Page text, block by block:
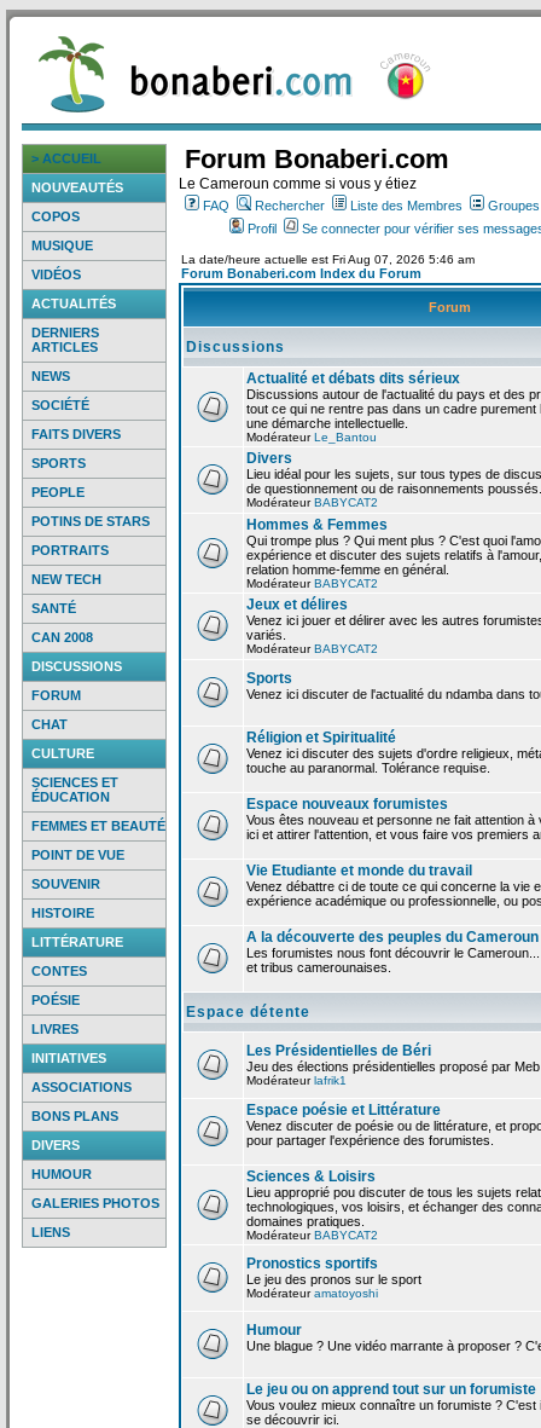
> ACCUEIL
NOUVEAUTÉS
COPOS
MUSIQUE
VIDÉOS
ACTUALITÉS
DERNIERS
ARTICLES
NEWS
SOCIÉTÉ
FAITS DIVERS
SPORTS
PEOPLE
POTINS DE STARS
PORTRAITS
NEW TECH
SANTÉ
CAN 2008
DISCUSSIONS
FORUM
CHAT
CULTURE
SCIENCES ET
ÉDUCATION
FEMMES ET BEAUTÉ
POINT DE VUE
SOUVENIR
HISTOIRE
LITTÉRATURE
CONTES
POÉSIE
LIVRES
INITIATIVES
ASSOCIATIONS
BONS PLANS
DIVERS
HUMOUR
GALERIES PHOTOS
LIENS
Forum Bonaberi.com
Le Cameroun comme si vous y étiez
FAQ Rechercher Liste des Membres
Profil
Se connecter pour vérifier ses
La date/heure actuelle est Fri Aug 07, 2026 5:46 am
Forum Bonaberi.com Index du Forum
Forum
Discussions
Actualité et débats dits sérieux
Discussions autour de l'actualité du pays et des
tout ce qui ne rentre pas dans un cadre
une démarche intellectuelle.
ModérateurLe_Bantou
Divers
Lieu idéal pour les sujets, sur tous types de
de questionnement ou de raisonnements
ModérateurBABYCAT2
Hommes & Femmes
Qui trompe plus ? Qui ment plus ? C'est quoi
expérience et discuter des sujets relatifs à
relation homme-femme en général.
ModérateurBABYCAT2
Jeux et délires
Venez ici jouer et délirer avec les autres
variés.
ModérateurBABYCAT2
Sports
Venez ici discuter de l'actualité du ndamba dans
Réligion et Spiritualité
Venez ici discuter des sujets d'ordre religieux,
touche au paranormal. Tolérance requise.
Espace nouveaux forumistes
Vous êtes nouveau et personne ne fait attention
ici et attirer l'attention, et vous faire vos premiers
Vie Etudiante et monde du travail
Venez débattre ci de toute ce qui concerne la vie
expérience académique ou professionnelle, ou
A la découverte des peuples du Cameroun
Les forumistes nous font découvrir le
et tribus camerounaises.
Espace détente
Les Présidentielles de Béri
Jeu des élections présidentielles proposé par Meb
Modérateurlafrik1
Espace poésie et Littérature
Venez discuter de poésie ou de littérature, et
pour partager l'expérience des forumistes.
Sciences & Loisirs
Lieu approprié pou discuter de tous les sujets
technologiques, vos loisirs, et échanger des
domaines pratiques.
ModérateurBABYCAT2
Pronostics sportifs
Le jeu des pronos sur le sport
Modérateuramatoyoshi
Humour
Une blague ? Une vidéo marrante à proposer ?
Le jeu ou on apprend tout sur un forumiste
Vous voulez mieux connaître un forumiste ? C'est
se découvrir ici.